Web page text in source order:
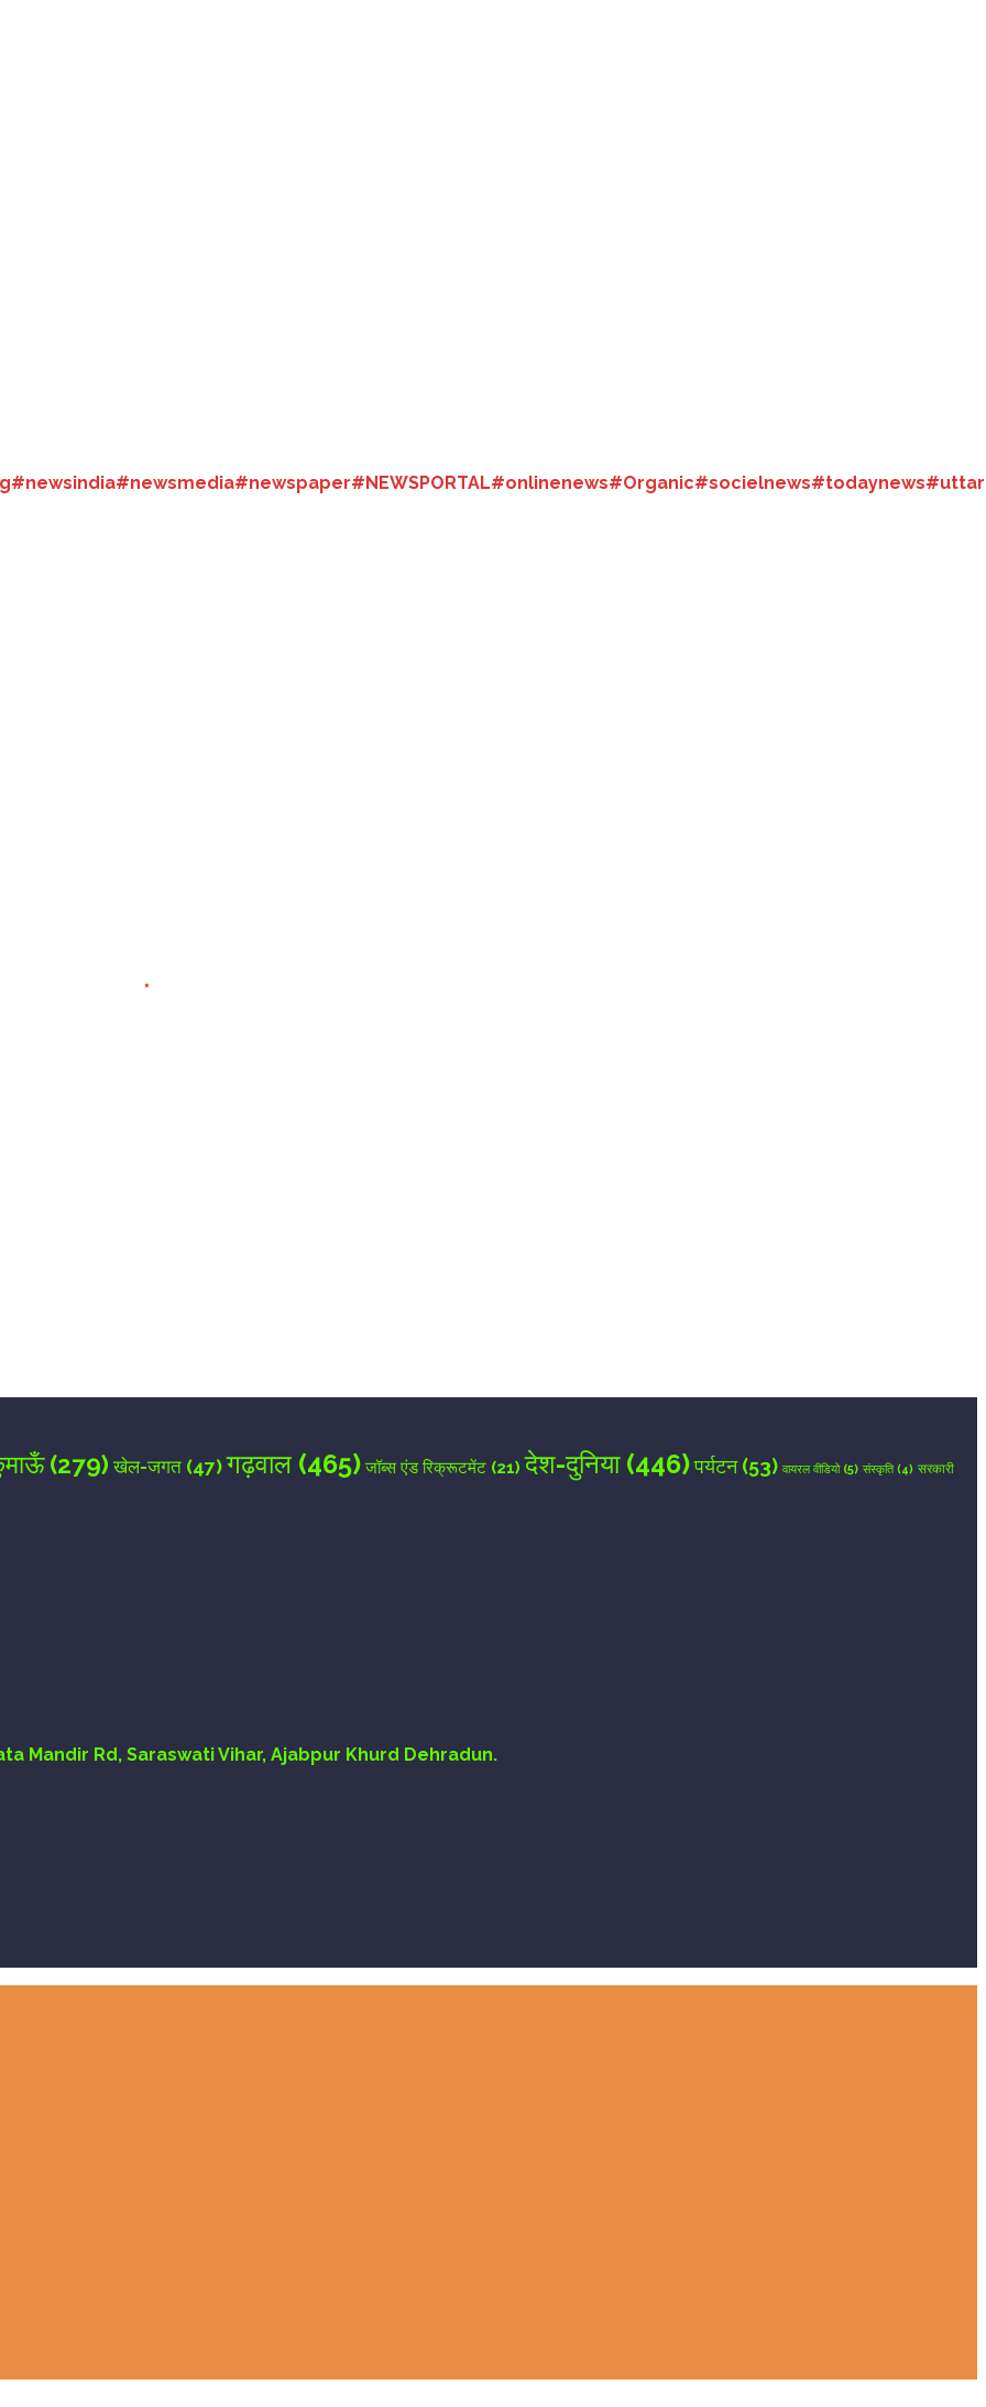
#newsindia#newsmedia#newspaper#NEWSPORTAL#onlinenews#Organic#socielnews#todaynews
*
(279) खेल-जगत (47) गढ़वाल (465) जॉब्स एंड रिक्रूटमेंट (21) देश-दुनिया(446)पर्यटन(53) वायरल वीडियो(5) संस्कृति(4) सरकारी
Mandir Rd, Saraswati Vihar, Ajabpur Khurd Dehradun.